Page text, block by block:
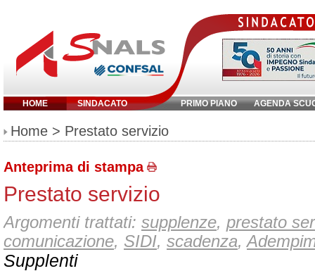
HOME SINDACATO PRIMO PIANO AGENDA
Inserisci parola chiave:
Home > Prestato servizio
Anteprima di stampa
Prestato servizio
Argomenti trattati: supplenze, prestato
comunicazione, SIDI, scadenza,
Supplenti